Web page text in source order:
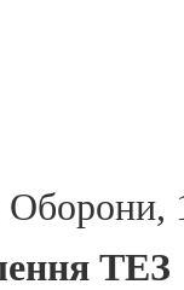
Оборони,
ТЕЗ